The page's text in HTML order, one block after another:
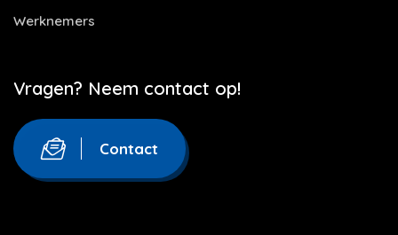
Werknemers
Vragen? Neem contact op!
Contact